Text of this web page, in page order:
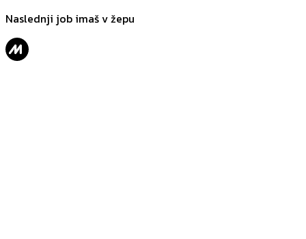
Naslednji job imaš v žepu